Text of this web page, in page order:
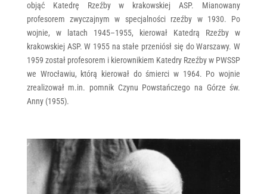
objąć Katedrę Rzeźby w krakowskiej ASP. Mianowany
profesorem zwyczajnym w specjalności rzeźby w 1930. Po
wojnie, w latach 1945–1955, kierował Katedrą Rzeźby w
krakowskiej ASP. W 1955 na stałe przeniósł się do Warszawy. W
1959 został profesorem i kierownikiem Katedry Rzeźby w PWSSP
we Wrocławiu, którą kierował do śmierci w 1964. Po wojnie
zrealizował m.in. pomnik Czynu Powstańczego na Górze św.
Anny (1955).